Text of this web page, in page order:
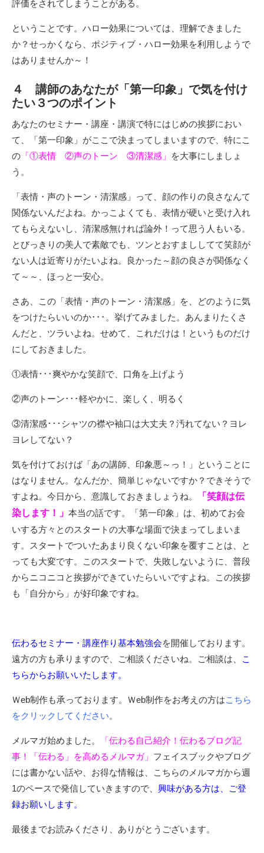
評価をされてしまうことがある。
ということです。ハロー効果については、理解できました
か？せっかくなら、ポジティブ・ハロー効果を利用しようで
はありませんか～！
４ 講師のあなたが「第一印象」で気を付け
たい３つのポイント
あなたのセミナー・講座・講演で特にはじめの挨拶におい
て、「第一印象」がここで決まってしまいますので、特にこ
の 「①表情 ②声のトーン ③清潔感」
を大事にしましょ
う。
「表情・声のトーン・清潔感」って、顔の作りの良さなんて
関係ないんだよね。かっこよくても、表情が硬いと受け入れ
てもらえないし、清潔感無ければ論外！って思う人もいる。
とびっきりの美人で素敵でも、ツンとおすまししてて笑顔が
ない人は近寄りがたいよね。良かった～顔の良さが関係なく
て～～、ほっと一安心。
さあ、この「表情・声のトーン・清潔感」を、どのように気
をつけたらいいのか･･･。挙げてみました。あんまりたくさ
んだと、ツラいよね。せめて、これだけは！というものだけ
にしておきました。
①表情･･･爽やかな笑顔で、口角を上げよう
②声のトーン･･･軽やかに、楽しく、明るく
③清潔感･･･シャツの襟や袖口は大丈夫？汚れてない？ヨレ
ヨレしてない？
気を付けておけば「あの講師、印象悪～っ！」ということに
はなりません。なんだか、簡単じゃないですか？できそうで
すよね。今日から、意識しておきましょうね。
「笑顔は伝
染します！」 本当の話です。「第一印象」は、初めてお会
いする方々とのスタートの大事な場面で決まってしまいま
す。スタートでついたあまり良くない印象を覆すことは、と
っても大変です。このスタートで、失敗しないように、普段
からニコニコと挨拶ができていたらいいですよね。この挨拶
も「自分から」が好印象ですね。
伝わるセミナー・講座作り基本勉強会を開催しております。
遠方の方も承りますので、ご相談くださいね。ご相談は、
こ
ちらからお願いいたします。
Ｗeb制作も承っております。Ｗeb制作をお考えの方はこちら
をクリックしてください。
メルマガ始めました。
「伝わる自己紹介！伝わるブログ記
事！「伝わる」を高めるメルマガ」 フェイスブックやブログ
には書かない話や、お得な情報は、こちらのメルマガから週
1のペースで発信していきますので、 興味がある方は、ご登
録お願いします。
最後までお読みくださり、ありがとうございます。